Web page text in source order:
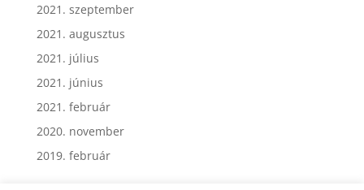
2021. szeptember
2021. augusztus
2021. július
2021. június
2021. február
2020. november
2019. február